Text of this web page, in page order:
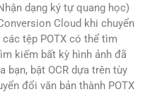
dạng ký tự quang học)
Cloud khi chuyển
tệp POTX có thể tìm
kiếm bất kỳ hình ảnh đã
bạn, bật OCR dựa trên tùy
đổi văn bản thành POTX